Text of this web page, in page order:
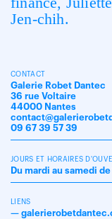
Jen-chih.
CONTACT
Galerie Robet Dantec
36 rue Voltaire
44000 Nantes
09 67 39 57 39
JOURS ET HORAIRES
Du mardi au samedi
LIENS
—